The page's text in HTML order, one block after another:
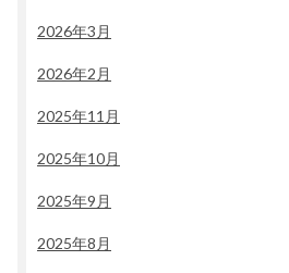
2026年3月
2026年2月
2025年11月
2025年10月
2025年9月
2025年8月